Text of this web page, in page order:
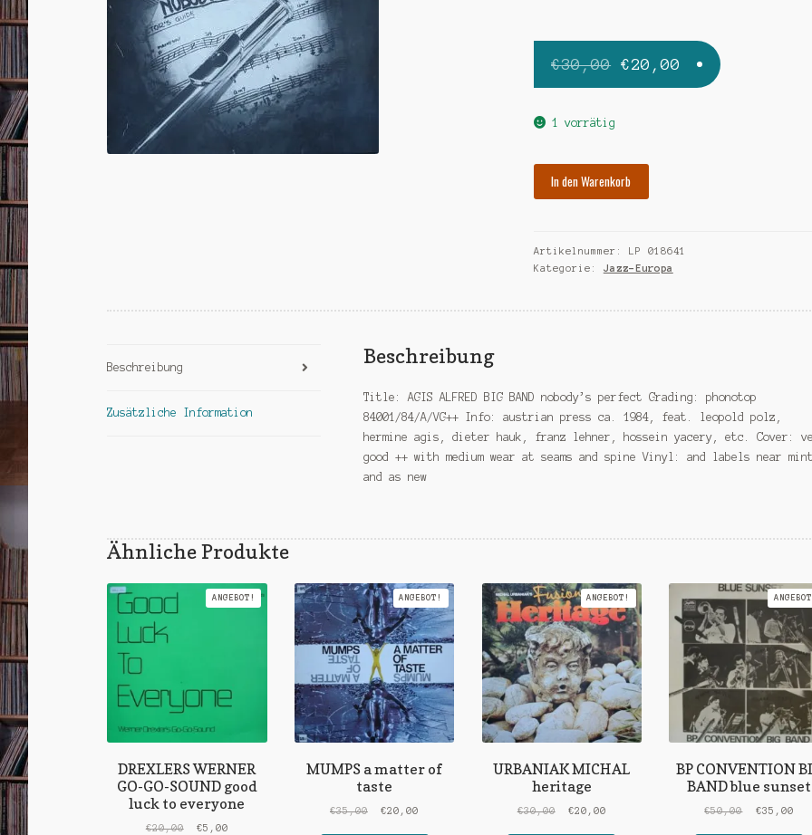
€30,00 Ursprünglicher
Preis
€20,00 Aktueller
Preis
1 vorrätig
nobodys
perfect
In den Warenkorb
Artikelnummer:
LP 018641
Kategorie: Jazz-Europa
Beschreibung
Zusätzliche Information
Beschreibung
Title: AGIS ALFRED BIG BAND nobody’s perfect Grading: phonotop
84001/84/A/VG++ Info: austrian press ca. 1984, feat. leopold polz,
hermine agis, dieter hauk, franz lehner, hossein yacery, etc. Cover:
good ++ with medium wear at seams and spine Vinyl: and labels near mint
and as new
Ähnliche Produkte
DREXLERS WERNER
GO-GO-SOUND good
luck to everyone
ANGEBOT!
€20,00
Ursprünglicher
€5,00
MUMPS a matter of
taste
ANGEBOT!
€35,00
Ursprünglicher
€20,00
URBANIAK MICHAL
heritage
ANGEBOT!
€30,00
Ursprünglicher
€20,00
BP CONVENTION
BAND blue sunset
€50,00 €35,00